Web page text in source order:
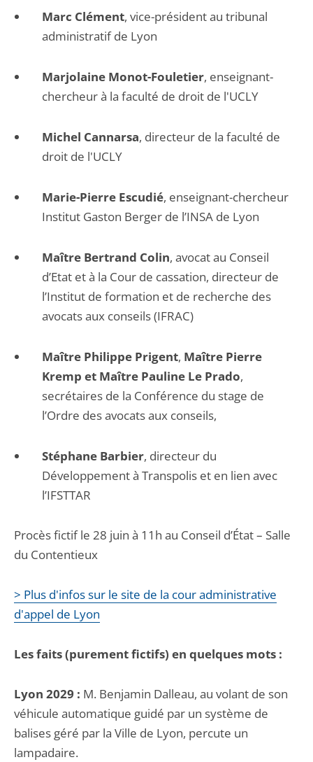
Marc Clément, vice-président au tribunal
administratif de Lyon
Marjolaine Monot-Fouletier, enseignant-
chercheur à la faculté de droit de l'UCLY
Michel Cannarsa, directeur de la faculté de
droit de l'UCLY
Marie-Pierre Escudié, enseignant-chercheur
Institut Gaston Berger de l’INSA de Lyon
Maître Bertrand Colin, avocat au Conseil
d’Etat et à la Cour de cassation, directeur de
l’Institut de formation et de recherche des
avocats aux conseils (IFRAC)
Maître Philippe Prigent, Maître Pierre
Kremp et Maître Pauline Le Prado,
secrétaires de la Conférence du stage de
l’Ordre des avocats aux conseils,
Stéphane Barbier, directeur du
Développement à Transpolis et en lien avec
l’IFSTTAR
Procès fictif le 28 juin à 11h au Conseil d’État – Salle
du Contentieux
> Plus d'infos sur le site de la cour administrative
d'appel de Lyon
Les faits (purement fictifs) en quelques mots :
Lyon 2029 : M. Benjamin Dalleau, au volant de son
véhicule automatique guidé par un système de
balises géré par la Ville de Lyon, percute un
lampadaire.